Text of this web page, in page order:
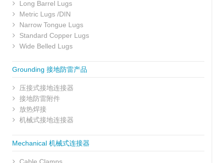
Long Barrel Lugs
Metric Lugs /DIN
Narrow Tongue Lugs
Standard Copper Lugs
Wide Belled Lugs
Grounding 接地防雷产品
压接式接地连接器
接地防雷附件
放热焊接
机械式接地连接器
Mechanical 机械式连接器